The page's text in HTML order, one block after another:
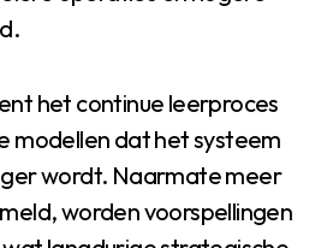
het continue leerproces
modellen dat het systeem
wordt. Naarmate meer
worden voorspellingen